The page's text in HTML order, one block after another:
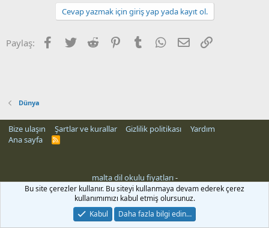
Cevap yazmak için giriş yap yada kayıt ol.
Paylaş: Facebook
Twitter Reddit PinterestTumblr WhatsApp
E-posta
Dünya
Bize ulaşın Şartlar ve kurallar Gizlilik politikası
Yardım
Ana sayfa
R
malta dil okulu fiyatları-
Bu site çerezler kullanır. Bu siteyi kullanmaya devam ederek çerez
kullanımımızı kabul etmiş olursunuz.
Kabul
Daha fazla bilgi edin…